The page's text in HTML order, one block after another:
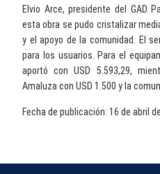
Elvio Arce, presidente del GAD
esta obra se pudo cristalizar
y el apoyo de la comunidad. El
para los usuarios. Para el
aportó con USD 5.593,29,
Amaluza con USD 1.500 y la
Fecha de publicación: 16 de abril de